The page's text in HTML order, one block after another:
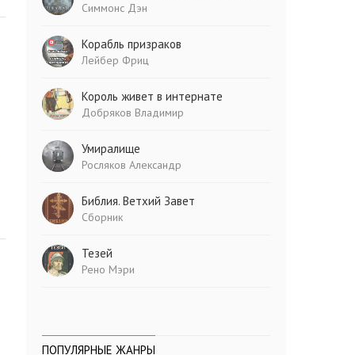
Симмонс Дэн
Корабль призраков
Лейбер Фриц
Король живет в интернате
Добряков Владимир
Умиралище
Росляков Александр
Библия. Ветхий Завет
Сборник
Тезей
Рено Мэри
ПОПУЛЯРНЫЕ ЖАНРЫ